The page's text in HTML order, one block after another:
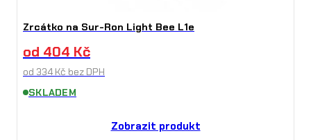
Zrcátko na Sur-Ron Light Bee L1e
od 404 Kč
od 334 Kč bez DPH
SKLADEM
Zobrazit produkt